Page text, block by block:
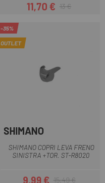
Prezzo
11,70 €Prezzo base
13 €
-35%
OUTLET
SHIMANO
SHIMANO COPRI LEVA FRENO
SINISTRA +TOR. ST-R8020
9,99 € 15,49 €